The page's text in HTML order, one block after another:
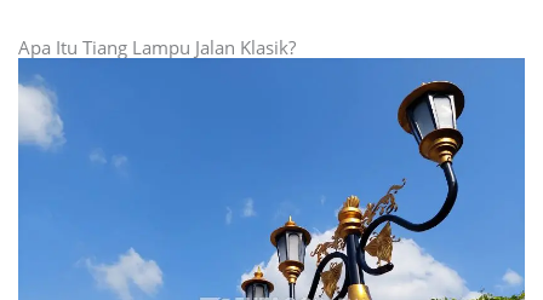
Apa Itu Tiang Lampu Jalan Klasik?